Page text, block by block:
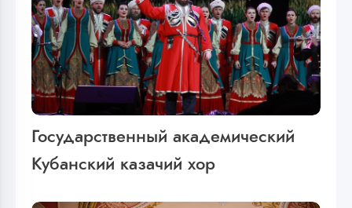
Государственный академический
Кубанский казачий хор